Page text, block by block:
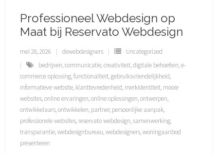
Professioneel Webdesign op
Maat bij Reservato Webdesign
mei 28, 2026 dewebdesigners
Uncategorized
bedrijven,communicatie,creativiteit,digitale behoeften,e-
commerce oplossing,functionaliteit,gebruiksvriendelijkheid,
informatieve website, klanttevredenheid, merkidentiteit, mooie
websites,online ervaringen,online oplossingen,ontwerpen,
ontwikkelaars,ontwikkelen, partner, persoonlijke aanpak,
professionele websites, reservato webdesign, samenwerking,
transparantie,webdesignbureau,webdesigners,woningaanbod
presenteren